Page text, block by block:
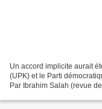
Un accord implicite aurait
(UPK) et le Parti
Par Ibrahim Salah (revue